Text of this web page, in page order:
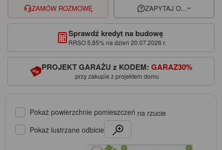
ZAMÓW ROZMOWĘ ZAPYTAJ O...
Sprawdź kredyt na budowę
RRSO 5,85% na dzień 20.07.2026 r.
PROJEKT GARAŻU z KODEM: GARAZ30%
przy zakupie z projektem domu
Pokaż powierzchnie pomieszczeń na rzucie
Pokaż lustrzane odbicie